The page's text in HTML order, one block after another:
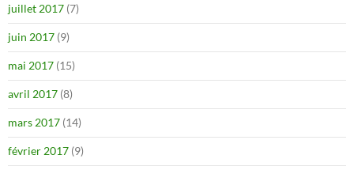
juillet 2017 (7)
juin 2017 (9)
mai 2017 (15)
avril 2017 (8)
mars 2017 (14)
février 2017 (9)